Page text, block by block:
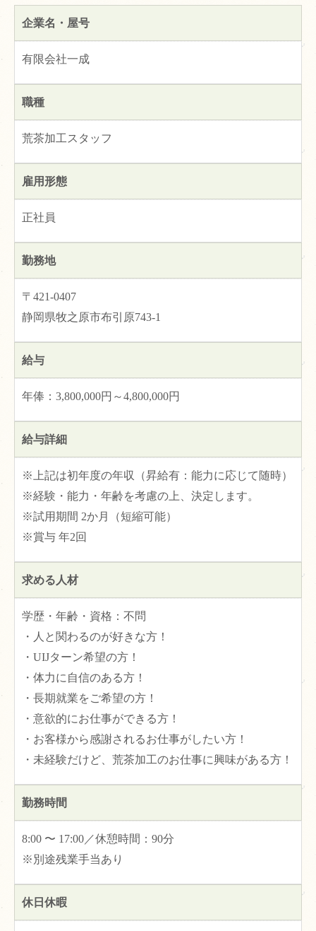
企業名・屋号
有限会社一成
職種
荒茶加工スタッフ
雇用形態
正社員
勤務地
〒421-0407
静岡県牧之原市布引原743-1
給与
年俸：3,800,000円～4,800,000円
給与詳細
※上記は初年度の年収（昇給有：能力に応じて随時）
※経験・能力・年齢を考慮の上、決定します。
※試用期間 2か月（短縮可能）
※賞与 年2回
求める人材
学歴・年齢・資格：不問
・人と関わるのが好きな方！
・UIJターン希望の方！
・体力に自信のある方！
・長期就業をご希望の方！
・意欲的にお仕事ができる方！
・お客様から感謝されるお仕事がしたい方！
・未経験だけど、荒茶加工のお仕事に興味がある方！
勤務時間
8:00 〜 17:00／休憩時間：90分
※別途残業手当あり
休日休暇